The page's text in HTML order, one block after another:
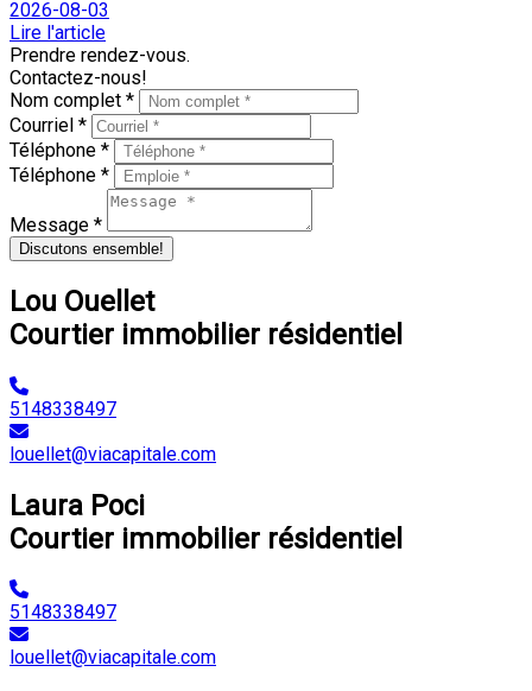
2026-08-03
Lire l'article
Prendre rendez-vous.
Contactez-nous!
Nom complet *
Courriel *
Téléphone *
Téléphone *
Message *
Discutons ensemble!
Lou Ouellet
Courtier immobilier résidentiel
5148338497
louellet@viacapitale.com
Laura Poci
Courtier immobilier résidentiel
5148338497
louellet@viacapitale.com